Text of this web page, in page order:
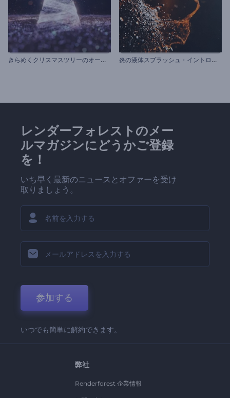
き
らめくクリスマスツリーのオープニング動画 炎
の液体スプラッシュ・イントロ動画
レンダーフォレストのメー
ルマガジンにどうかご登録
を！
いち早く最新のニュースとオファーを受け
取りましょう。
参加する
いつでも簡単に解約できます。
弊社
Renderforest 企業情報